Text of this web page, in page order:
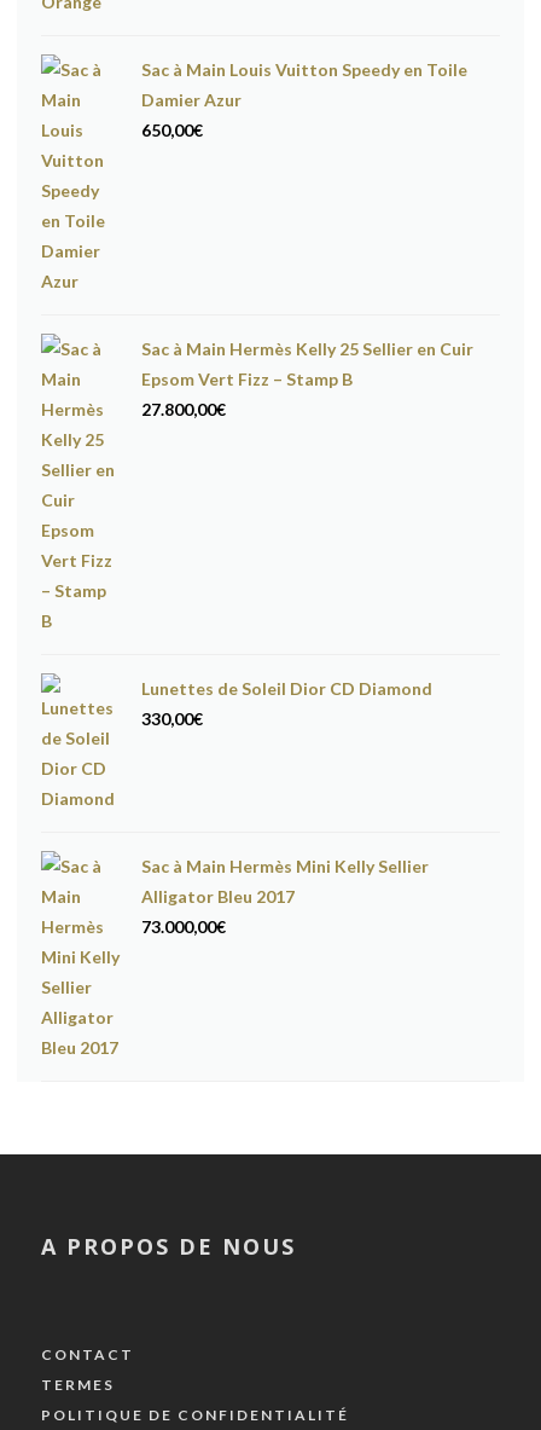
Sac à Main Louis Vuitton Speedy en Toile
Damier Azur
650,00€
Sac à Main Hermès Kelly 25 Sellier en Cuir
Epsom Vert Fizz – Stamp B
27.800,00€
Lunettes de Soleil Dior CD Diamond
330,00€
Sac à Main Hermès Mini Kelly Sellier
Alligator Bleu 2017
73.000,00€
A PROPOS DE NOUS
CONTACT
TERMES
POLITIQUE DE CONFIDENTIALITÉ